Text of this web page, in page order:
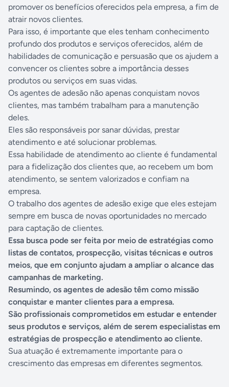
promover os benefícios oferecidos pela empresa, a fim de
atrair novos clientes.
Para isso, é importante que eles tenham conhecimento
profundo dos produtos e serviços oferecidos, além de
habilidades de comunicação e persuasão que os ajudem a
convencer os clientes sobre a importância desses
produtos ou serviços em suas vidas.
Os agentes de adesão não apenas conquistam novos
clientes, mas também trabalham para a manutenção
deles.
Eles são responsáveis por sanar dúvidas, prestar
atendimento e até solucionar problemas.
Essa habilidade de atendimento ao cliente é fundamental
para a fidelização dos clientes que, ao recebem um bom
atendimento, se sentem valorizados e confiam na
empresa.
O trabalho dos agentes de adesão exige que eles estejam
sempre em busca de novas oportunidades no mercado
para captação de clientes.
Essa busca pode ser feita por meio de estratégias como
listas de contatos, prospecção, visitas técnicas e outros
meios, que em conjunto ajudam a ampliar o alcance das
campanhas de marketing.
Resumindo, os agentes de adesão têm como missão
conquistar e manter clientes para a empresa.
São profissionais comprometidos em estudar e entender
seus produtos e serviços, além de serem especialistas em
estratégias de prospecção e atendimento ao cliente.
Sua atuação é extremamente importante para o
crescimento das empresas em diferentes segmentos.